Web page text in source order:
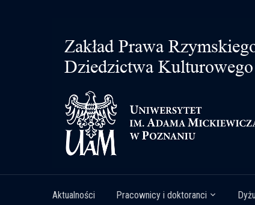
Aktualności Pracownicy i doktoranci